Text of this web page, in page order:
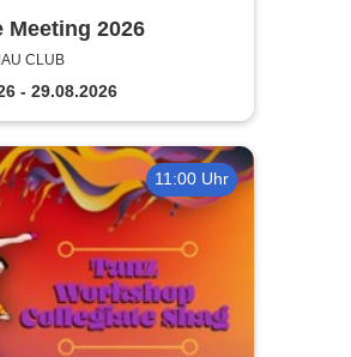
Meeting 2026
CLUB
- 29.08.2026
11:00 Uhr